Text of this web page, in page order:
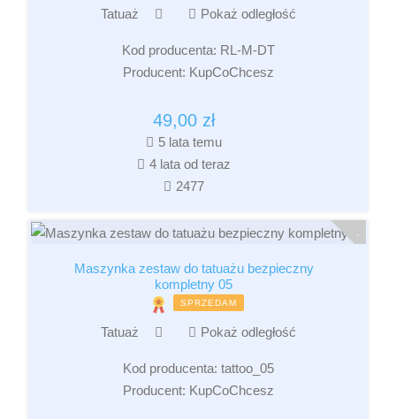
Tatuaż Pokaż odległość
Kod producenta: RL-M-DT
Producent: KupCoChcesz
49,00 zł
5 lata temu
4 lata od teraz
2477
Maszynka zestaw do tatuażu bezpieczny
kompletny 05
SPRZEDAM
Tatuaż Pokaż odległość
Kod producenta: tattoo_05
Producent: KupCoChcesz